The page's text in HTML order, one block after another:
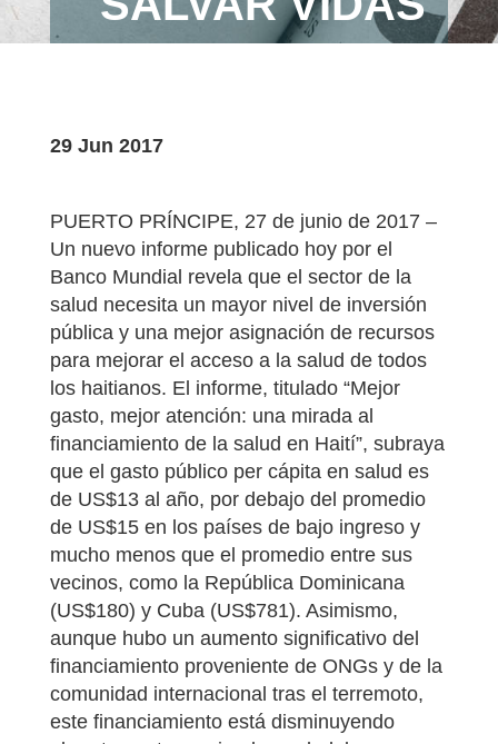
29 Jun 2017
PUERTO PRÍNCIPE, 27 de junio de 2017 –
Un nuevo informe publicado hoy por el
Banco Mundial revela que el sector de la
salud necesita un mayor nivel de inversión
pública y una mejor asignación de recursos
para mejorar el acceso a la salud de todos
los haitianos. El informe, titulado “Mejor
gasto, mejor atención: una mirada al
financiamiento de la salud en Haití”, subraya
que el gasto público per cápita en salud es
de US$13 al año, por debajo del promedio
de US$15 en los países de bajo ingreso y
mucho menos que el promedio entre sus
vecinos, como la República Dominicana
(US$180) y Cuba (US$781). Asimismo,
aunque hubo un aumento significativo del
financiamiento proveniente de ONGs y de la
comunidad internacional tras el terremoto,
este financiamiento está disminuyendo